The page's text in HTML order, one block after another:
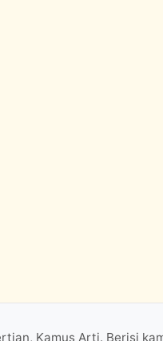
Kamus Arti. Berisi